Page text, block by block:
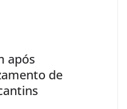
após
de